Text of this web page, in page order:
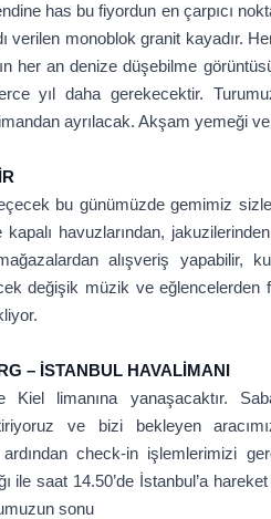
has bu fiyordun en çarpıcı
verilen monoblok granit kayadır.
her an denize düşebilme
yıl daha gerekecektir.
ayrılacak. Akşam yemeği
bu günümüzde gemimiz
havuzlarından,
alışveriş yapabilir,
değişik müzik ve eğlencelerden
– İSTANBUL HAVALİMANI
Kiel limanına yanaşacaktır.
ve bizi bekleyen
ardından check-in işlemlerimizi
ile saat 14.50’de İstanbul’a
sonu